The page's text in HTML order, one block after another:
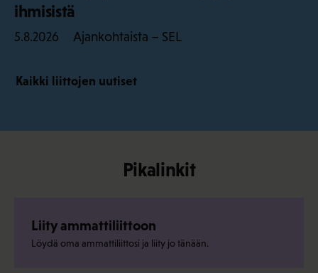
ihmisistä
5.8.2026 Ajankohtaista – SEL
Kaikki liittojen uutiset
Pikalinkit
Liity ammattiliittoon
Löydä oma ammattiliittosi ja liity jo tänään.